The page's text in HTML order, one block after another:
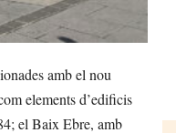
amb el nou
elements d’edificis
el Baix Ebre, amb